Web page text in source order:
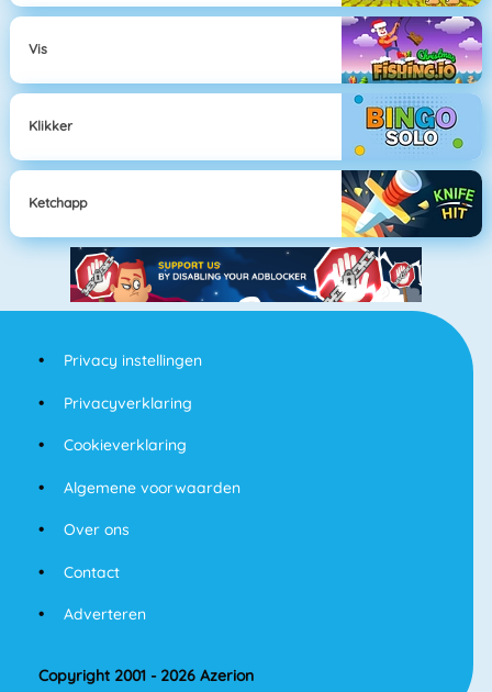
Vis
Klikker
Ketchapp
Privacy instellingen
Privacyverklaring
Cookieverklaring
Algemene voorwaarden
Over ons
Contact
Adverteren
Copyright 2001 - 2026 Azerion